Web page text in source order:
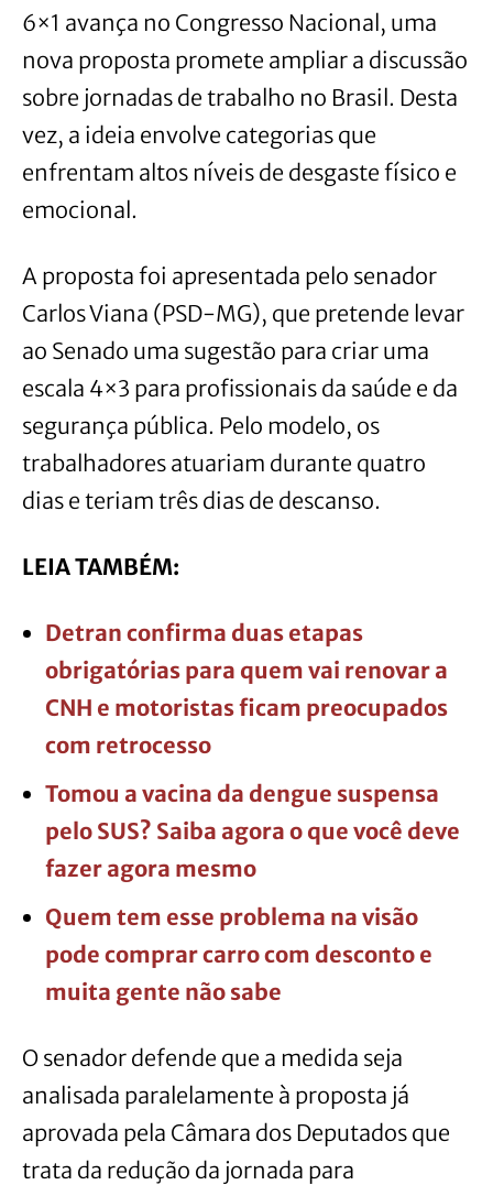
6×1 avança no Congresso Nacional, uma
nova proposta promete ampliar a discussão
sobre jornadas de trabalho no Brasil. Desta
vez, a ideia envolve categorias que
enfrentam altos níveis de desgaste físico e
emocional.
A proposta foi apresentada pelo senador
Carlos Viana (PSD-MG), que pretende levar
ao Senado uma sugestão para criar uma
escala 4×3 para profissionais da saúde e da
segurança pública. Pelo modelo, os
trabalhadores atuariam durante quatro
dias e teriam três dias de descanso.
LEIA TAMBÉM:
Detran confirma duas etapas
obrigatórias para quem vai renovar a
CNH e motoristas ficam preocupados
com retrocesso
Tomou a vacina da dengue suspensa
pelo SUS? Saiba agora o que você deve
fazer agora mesmo
Quem tem esse problema na visão
pode comprar carro com desconto e
muita gente não sabe
O senador defende que a medida seja
analisada paralelamente à proposta já
aprovada pela Câmara dos Deputados que
trata da redução da jornada para